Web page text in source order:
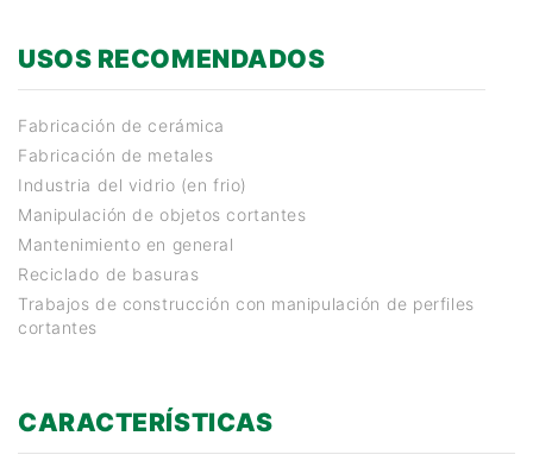
USOS RECOMENDADOS
Fabricación de cerámica
Fabricación de metales
Industria del vidrio (en frio)
Manipulación de objetos cortantes
Mantenimiento en general
Reciclado de basuras
Trabajos de construcción con manipulación de perfiles
cortantes
CARACTERÍSTICAS